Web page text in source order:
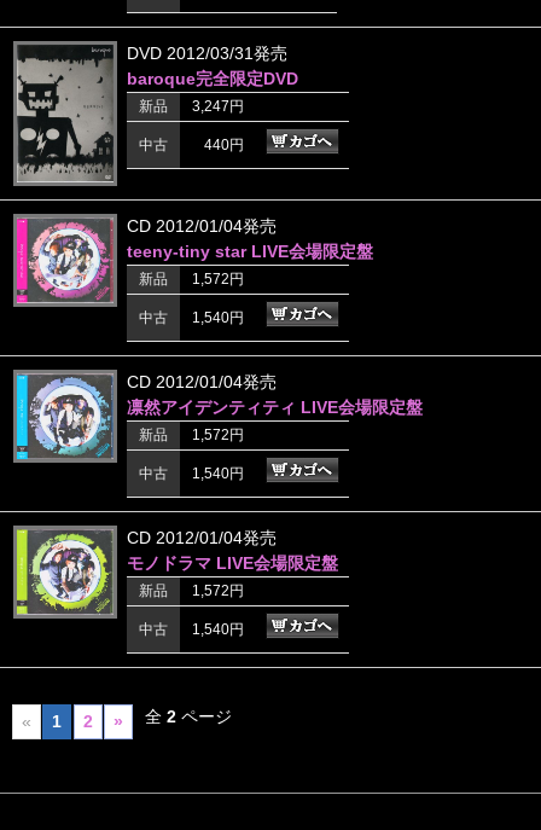
DVD 2012/03/31発売
baroque完全限定DVD
新品 3,247円
中古 440円
CD 2012/01/04発売
teeny-tiny star LIVE会場限定盤
新品 1,572円
中古 1,540円
CD 2012/01/04発売
凛然アイデンティティ LIVE会場限定盤
新品 1,572円
中古 1,540円
CD 2012/01/04発売
モノドラマ LIVE会場限定盤
新品 1,572円
中古 1,540円
« 1 2 » 全 2ページ